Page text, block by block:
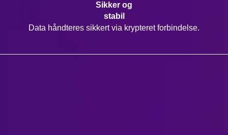
Sikker og
stabil
Data håndteres sikkert via krypteret forbindelse.